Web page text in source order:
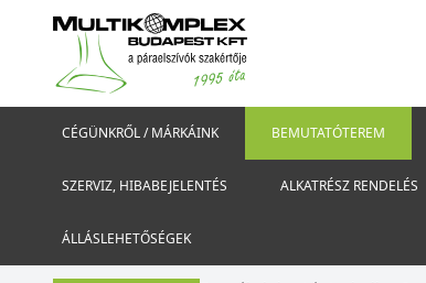
CÉGÜNKRŐL / MÁRKÁINK BEMUTATÓTEREM
SZERVIZ, HIBABEJELENTÉS ALKATRÉSZ RENDELÉS
ÁLLÁSLEHETŐSÉGEK